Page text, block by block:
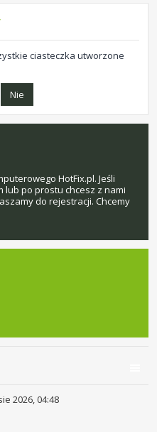
ciasteczka utworzone
HotFix.pl. Jeśli
lub po prostu chcesz z nami
do rejestracji. Chcemy
2026, 04:48